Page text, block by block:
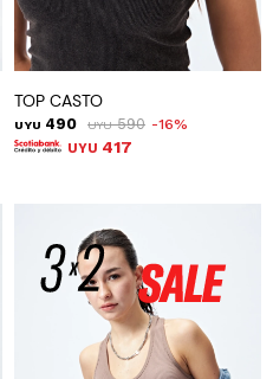
TOP CASTO
UYU 490 UYU 590 16
UYU 417